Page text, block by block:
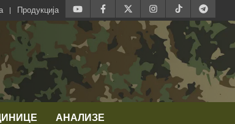
Продукција
АНАЛИЗЕ